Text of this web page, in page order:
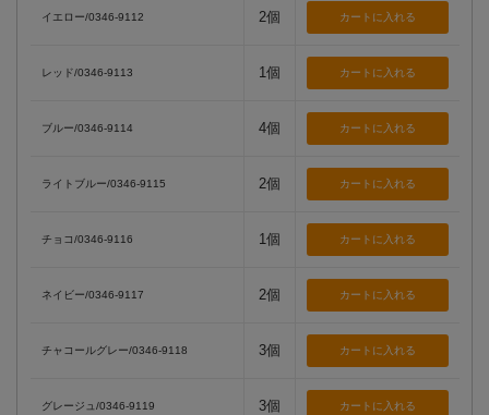
イエロー/0346-9112 2個
レッド/0346-9113 1個
ブルー/0346-9114 4個
ライトブルー/0346-9115 2個
チョコ/0346-9116 1個
ネイビー/0346-9117 2個
チャコールグレー/0346-9118 3個
グレージュ/0346-9119 3個